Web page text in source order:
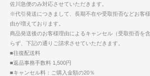
佐川急便のみ対応させていただきます。
※代引発送につきまして、長期不在や受取拒否などお客
由が増えております。
商品発送後のお客様理由によるキャンセル（受取拒否を
らず、下記の通りご請求させていただきます。
■往復配送料
■返品事務手数料 1,500円
■キャンセル料：ご購入金額の20％